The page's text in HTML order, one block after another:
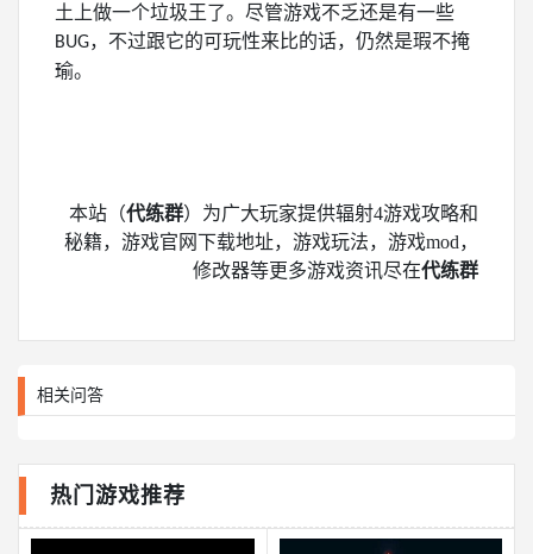
土上做一个垃圾王了。尽管游戏不乏还是有一些
BUG，不过跟它的可玩性来比的话，仍然是瑕不掩
瑜。
本站（代练群）为广大玩家提供辐射4游戏攻略和
秘籍，游戏官网下载地址，游戏玩法，游戏mod，
修改器等更多游戏资讯尽在代练群
相关问答
热门游戏推荐